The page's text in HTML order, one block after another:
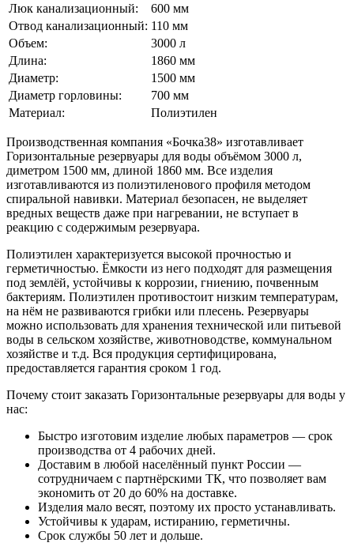
Люк канализационный:
600 мм
Отвод канализационный: 110 мм
Объем:
3000 л
Длина:
1860 мм
Диаметр:
1500 мм
Диаметр горловины:
700 мм
Материал:
Полиэтилен
Производственная компания «Бочка38» изготавливает
Горизонтальные резервуары для воды объёмом 3000 л,
диметром 1500 мм, длиной 1860 мм. Все изделия
изготавливаются из полиэтиленового профиля методом
спиральной навивки. Материал безопасен, не выделяет
вредных веществ даже при нагревании, не вступает в
реакцию с содержимым резервуара.
Полиэтилен характеризуется высокой прочностью и
герметичностью. Ёмкости из него подходят для размещения
под землёй, устойчивы к коррозии, гниению, почвенным
бактериям. Полиэтилен противостоит низким температурам,
на нём не развиваются грибки или плесень. Резервуары
можно использовать для хранения технической или питьевой
воды в сельском хозяйстве, животноводстве, коммунальном
хозяйстве и т.д. Вся продукция сертифицирована,
предоставляется гарантия сроком 1 год.
Почему стоит заказать Горизонтальные резервуары для воды у
нас:
Быстро изготовим изделие любых параметров — срок
производства от 4 рабочих дней.
Доставим в любой населённый пункт России —
сотрудничаем с партнёрскими ТК, что позволяет вам
экономить от 20 до 60% на доставке.
Изделия мало весят, поэтому их просто устанавливать.
Устойчивы к ударам, истиранию, герметичны.
Срок службы 50 лет и дольше.